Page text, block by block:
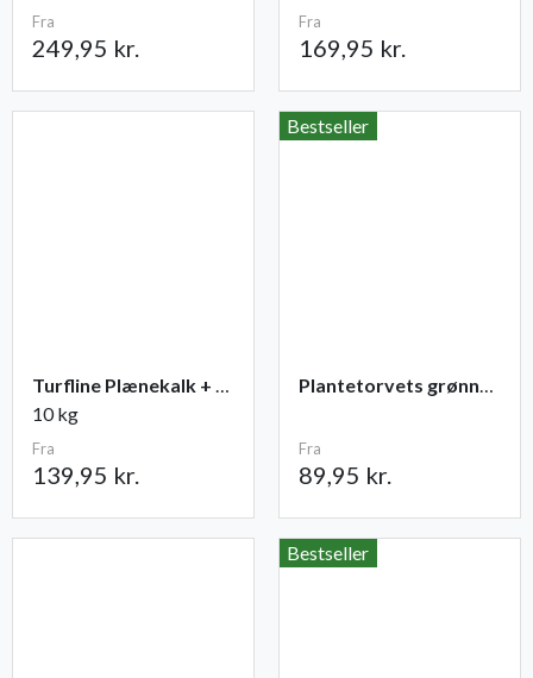
Fra
249,95 kr.
Fra
169,95 kr.
Turfline Plænekalk + gødning NPK 11-2-4
10 kg
Fra
139,95 kr.
Bestseller
Plantetorvets grønne vandingspose 75 liter
Fra
89,95 kr.
Bestseller